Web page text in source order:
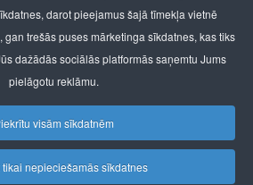
BT Kapital SIA
info@lionvet.lv
2, Rīga, LV-1035
Cenrādis
darot pieejamus šajā tīmekļa vietnē
trešās puses mārketinga sīkdatnes, kas tiks
dažādās sociālās platformās saņemtu Jums
pielāgotu reklāmu.
visām sīkdatnēm
tikai nepieciešamās sīkdatnes